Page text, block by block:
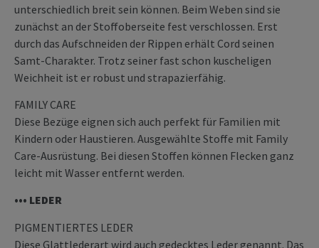
unterschiedlich breit sein können. Beim Weben sind sie
zunächst an der Stoffoberseite fest verschlossen. Erst
durch das Aufschneiden der Rippen erhält Cord seinen
Samt-Charakter. Trotz seiner fast schon kuscheligen
Weichheit ist er robust und strapazierfähig.
FAMILY CARE
Diese Bezüge eignen sich auch perfekt für Familien mit
Kindern oder Haustieren. Ausgewählte Stoffe mit Family
Care-Ausrüstung. Bei diesen Stoffen können Flecken ganz
leicht mit Wasser entfernt werden.
••• LEDER
PIGMENTIERTES LEDER
Diese Glattlederart wird auch gedecktes Leder genannt. Das